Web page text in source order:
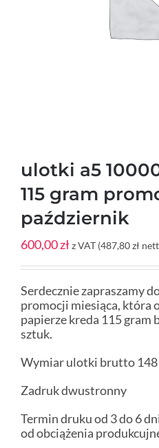
ulotki a5
115 gram
październik
600,00złz VAT (487,80zł
Serdecznie zapraszamy
promocji miesiąca, która
papierze kreda 115 gram
sztuk.
Wymiar ulotki brutto 148
Zadruk dwustronny
Termin druku od 3 do 6
od obciążenia